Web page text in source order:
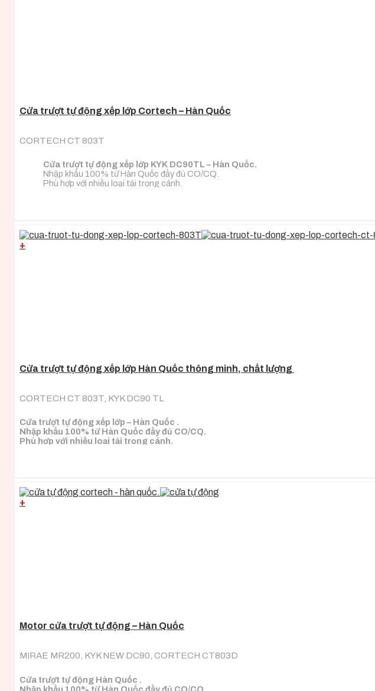
Cửa trượt tự động xếp lớp Cortech – Hàn Quốc
CORTECH CT 803T
Cửa trượt tự động xếp lớp KYK DC90TL – Hàn Quốc.
Nhập khẩu 100% từ Hàn Quốc đầy đủ CO/CQ.
Phù hợp với nhiều loại tải trọng cánh.
+
Cửa trượt tự động xếp lớp Hàn Quốc thông minh, chất lượng
CORTECH CT 803T, KYK DC90 TL
Cửa trượt tự động xếp lớp – Hàn Quốc .
Nhập khẩu 100% từ Hàn Quốc đầy đủ CO/CQ.
Phù hợp với nhiều loại tải trọng cánh.
+
Motor cửa trượt tự động – Hàn Quốc
MIRAE MR200, KYK NEW DC90, CORTECH CT803D
Cửa trượt tự động Hàn Quốc .
Nhập khẩu 100% từ Hàn Quốc đầy đủ CO/CQ.